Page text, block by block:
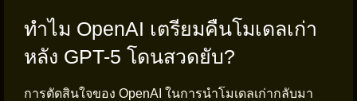
ทำไม OpenAI เตรียมคืนโมเดลเก่า
หลัง GPT-5 โดนสวดยับ?
การตัดสินใจของ OpenAI ในการนำโมเดลเก่ากลับมา